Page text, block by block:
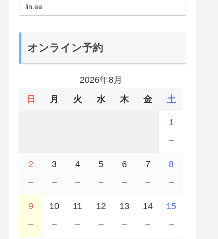
lin.ee
オンライン予約
2026年8月
日
月 火 水 木 金 土
1
－
2
－
3
－
4
－
5
－
6
－
7
－
8
－
9
－
10
－
11
－
12
－
13
－
14
－
15
－